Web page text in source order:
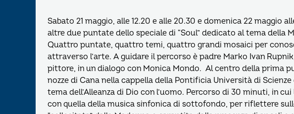
Sabato 21 maggio, alle 12.20 e alle 20.30 e domenica 22 maggio
altre due puntate dello speciale di “Soul” dedicato al tema della
Quattro puntate, quattro temi, quattro grandi mosaici per
attraverso l’arte. A guidare il percorso è padre Marko Ivan
pittore, in un dialogo con Monica Mondo. Al centro della prima
nozze di Cana nella cappella della Pontificia Università di Scienze
tema dell’Alleanza di Dio con l’uomo. Percorso di 30 minuti, in
con quella della musica sinfonica di sottofondo, per riflettere